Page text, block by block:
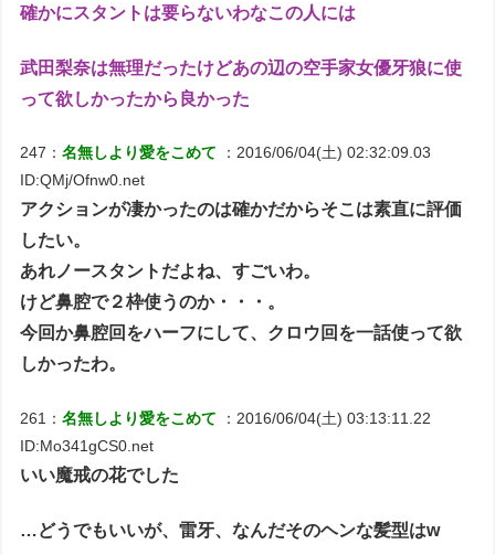
確かにスタントは要らないわなこの人には
武田梨奈は無理だったけどあの辺の空手家女優牙狼に使
って欲しかったから良かった
247：名無しより愛をこめて
：2016/06/04(土) 02:32:09.03
ID:QMj/Ofnw0.net
アクションが凄かったのは確かだからそこは素直に評価
したい。
あれノースタントだよね、すごいわ。
けど鼻腔で２枠使うのか・・・。
今回か鼻腔回をハーフにして、クロウ回を一話使って欲
しかったわ。
261：名無しより愛をこめて
：2016/06/04(土) 03:13:11.22
ID:Mo341gCS0.net
いい魔戒の花でした
…どうでもいいが、雷牙、なんだそのヘンな髪型はw